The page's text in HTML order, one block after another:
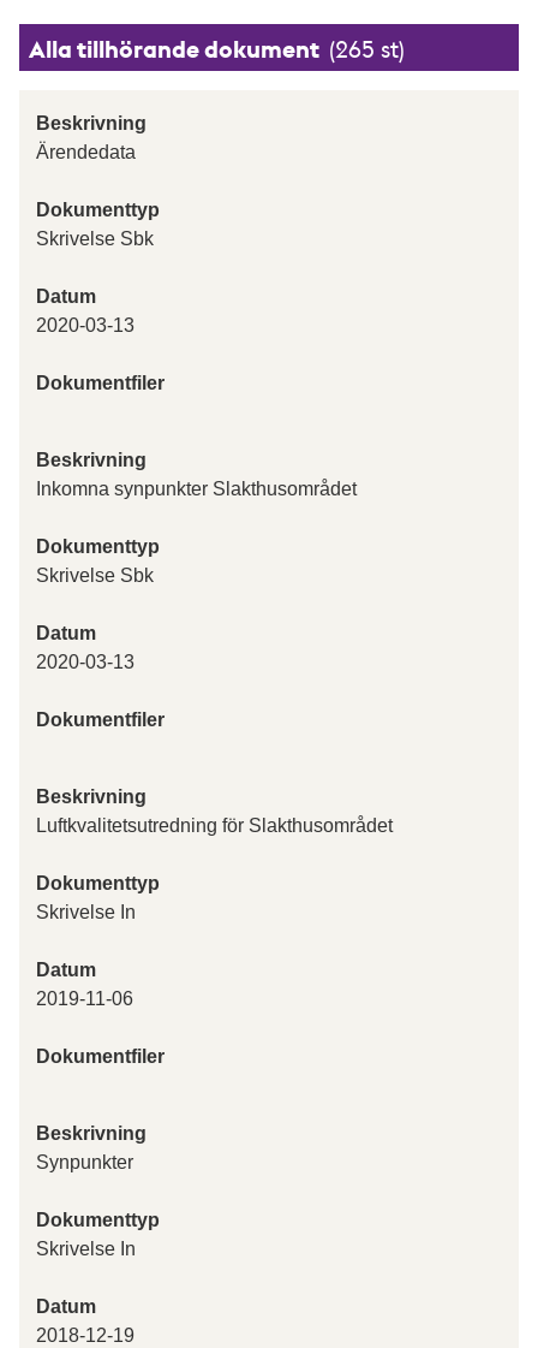
Alla tillhörande dokument (265 st)
Beskrivning
Ärendedata
Dokumenttyp
Skrivelse Sbk
Datum
2020-03-13
Dokumentfiler
Beskrivning
Inkomna synpunkter Slakthusområdet
Dokumenttyp
Skrivelse Sbk
Datum
2020-03-13
Dokumentfiler
Beskrivning
Luftkvalitetsutredning för Slakthusområdet
Dokumenttyp
Skrivelse In
Datum
2019-11-06
Dokumentfiler
Beskrivning
Synpunkter
Dokumenttyp
Skrivelse In
Datum
2018-12-19